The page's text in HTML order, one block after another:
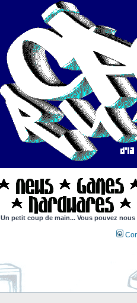
Un petit coup de main... Vous pouvez